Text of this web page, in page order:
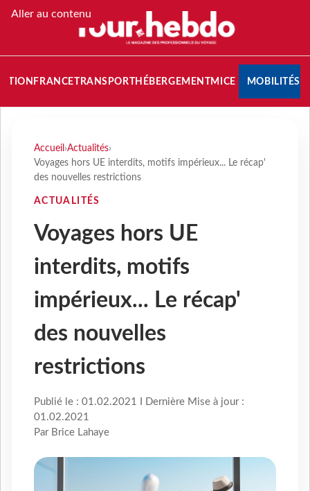
Aller au contenu
FRANCETRANSPORT HÉBERGEMENTMICE MOBILITÉS
Accueil ›Actualités›
Voyages hors UE interdits, motifs impérieux... Le récap'
des nouvelles restrictions
ACTUALITÉS
Voyages hors UE
interdits, motifs
impérieux... Le récap'
des nouvelles
restrictions
Publié le : 01.02.2021 I Dernière Mise à jour :
01.02.2021
Par Brice Lahaye